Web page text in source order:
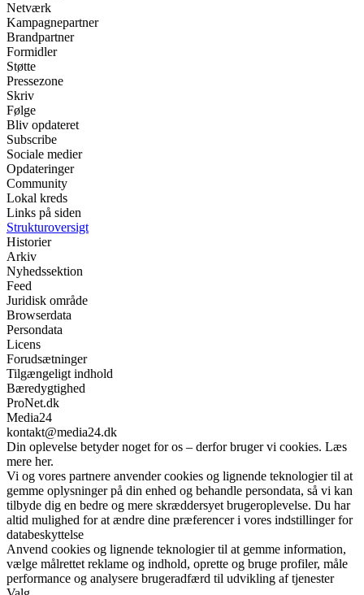
Netværk
Kampagnepartner
Brandpartner
Formidler
Støtte
Pressezone
Skriv
Følge
Bliv opdateret
Subscribe
Sociale medier
Opdateringer
Community
Lokal kreds
Links på siden
Strukturoversigt
Historier
Arkiv
Nyhedssektion
Feed
Juridisk område
Browserdata
Persondata
Licens
Forudsætninger
Tilgængeligt indhold
Bæredygtighed
ProNet.dk
Media24
kontakt@media24.dk
Din oplevelse betyder noget for os – derfor bruger vi cookies. Læs
mere her.
Vi og vores partnere anvender cookies og lignende teknologier til at
gemme oplysninger på din enhed og behandle persondata, så vi kan
tilbyde dig en bedre og mere skræddersyet brugeroplevelse. Du har
altid mulighed for at ændre dine præferencer i vores indstillinger for
databeskyttelse
Anvend cookies og lignende teknologier til at gemme information,
vælge målrettet reklame og indhold, oprette og bruge profiler, måle
performance og analysere brugeradfærd til udvikling af tjenester